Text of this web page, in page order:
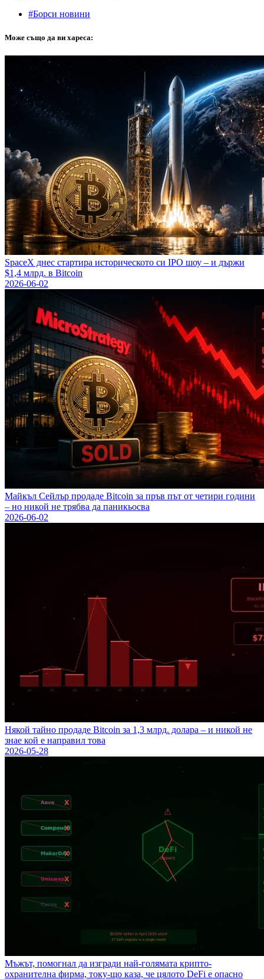
#Борси новини
Може също да ви хареса:
SpaceX днес стартира историческото си IPO шоу – и държи
$1,4 млрд. в Bitcoin
2026-06-02
Майкъл Сейлър продаде Bitcoin за пръв път от четири години
– но никой не трябва да паникьосва
2026-06-02
Някой тайно продаде Bitcoin за 1,3 млрд. долара – и никой не
знае кой е направил това
2026-05-28
Мъжът, помогнал да изгради най-голямата крипто-
охранителна фирма, току-що каза, че цялото DeFi е опасно